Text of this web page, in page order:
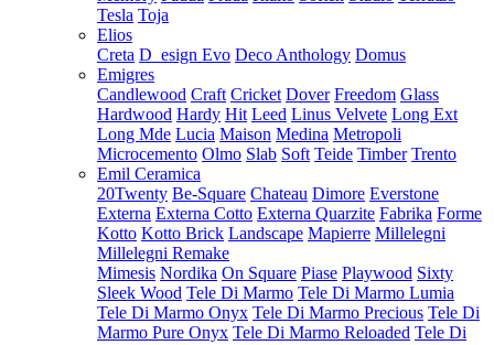
Tesla Toja
Elios
Creta D_esign Evo Deco Anthology Domus
Emigres
Candlewood Craft Cricket Dover Freedom Glass
Hardwood Hardy Hit Leed Linus Velvete Long Ext
Long Mde Lucia Maison Medina Metropoli
Microcemento Olmo Slab Soft Teide Timber Trento
Emil Ceramica
20Twenty Be-Square Chateau Dimore Everstone
Externa Externa Cotto Externa Quarzite Fabrika Forme
Kotto Kotto Brick Landscape Mapierre Millelegni
Millelegni Remake
Mimesis Nordika On Square Piase Playwood Sixty
Sleek Wood Tele Di Marmo Tele Di Marmo Lumia
Tele Di Marmo Onyx Tele Di Marmo Precious Tele Di
Marmo Pure Onyx Tele Di Marmo Reloaded Tele Di